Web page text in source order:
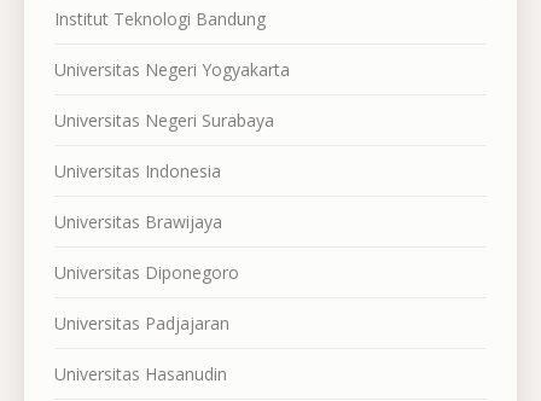
Institut Teknologi Bandung
Universitas Negeri Yogyakarta
Universitas Negeri Surabaya
Universitas Indonesia
Universitas Brawijaya
Universitas Diponegoro
Universitas Padjajaran
Universitas Hasanudin